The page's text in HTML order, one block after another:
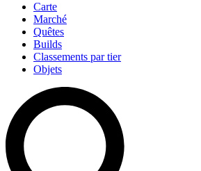
Carte
Marché
Quêtes
Builds
Classements par tier
Objets